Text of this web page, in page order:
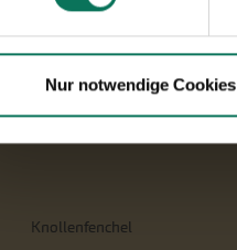
Nur notwendige Cookies
Knollenfenchel